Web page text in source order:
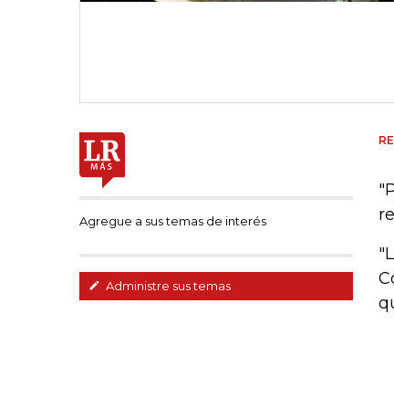
Agregue a sus temas de interés
Administre sus temas